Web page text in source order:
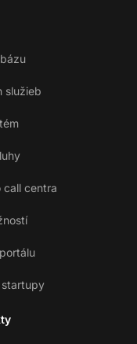
služieb
call centra